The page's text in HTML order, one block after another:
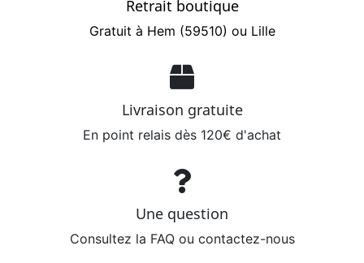
Retrait boutique
Gratuit à Hem (59510) ou Lille
Livraison gratuite
En point relais dès 120€ d'achat
Une question
Consultez la FAQ ou contactez-nous